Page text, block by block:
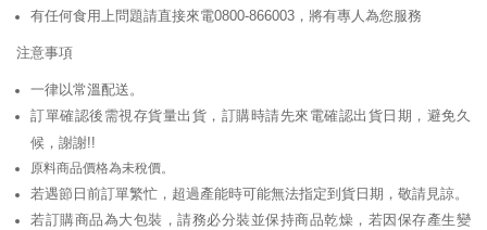
有任何食用上問題請直接來電0800-866003，將有專人為您服務
注意事項
一律以常溫配送。
訂單確認後需視存貨量出貨，訂購時請先來電確認出貨日期，避免久
候，謝謝!!
原料商品價格為未稅價。
若遇節日前訂單繁忙，超過產能時可能無法指定到貨日期，敬請見諒。
若訂購商品為大包裝，請務必分裝並保持商品乾燥，若因保存產生變